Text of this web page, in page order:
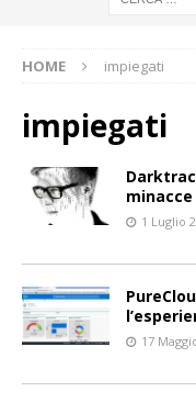
HOME impiegati
impiegati
1 Luglio
17